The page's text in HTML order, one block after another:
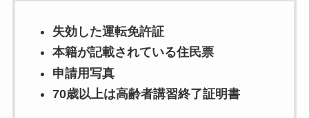
失効した運転免許証
本籍が記載されている住民票
申請用写真
70歳以上は高齢者講習終了証明書